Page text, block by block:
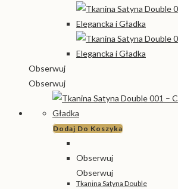
Obserwuj
Obserwuj
Dodaj Do Koszyka
Obserwuj
Obserwuj
Tkanina Satyna Double